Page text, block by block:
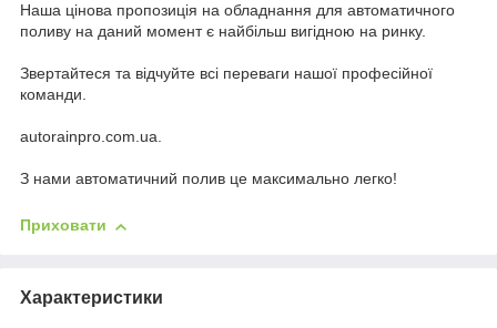
Наша цінова пропозиція на обладнання для автоматичного
поливу на даний момент є найбільш вигідною на ринку.
Звертайтеся та відчуйте всі переваги нашої професійної
команди.
autorainpro.com.ua.
З нами автоматичний полив це максимально легко!
Приховати
Характеристики